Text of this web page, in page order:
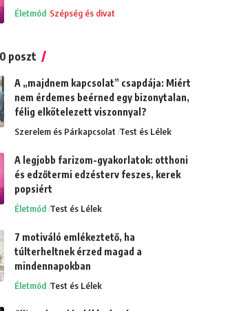
Életmód Szépség és divat
poszt
A „majdnem kapcsolat” csapdája: Miért
nem érdemes beérned egy bizonytalan,
félig elkötelezett viszonnyal?
Szerelem és Párkapcsolat Test és Lélek
A legjobb farizom-gyakorlatok: otthoni
és edzőtermi edzésterv feszes, kerek
popsiért
Életmód Test és Lélek
7 motiváló emlékeztető, ha
túlterheltnek érzed magad a
mindennapokban
Életmód Test és Lélek